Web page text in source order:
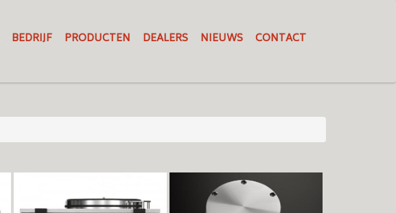
BEDRIJF PRODUCTEN DEALERS NIEUWS CONTACT